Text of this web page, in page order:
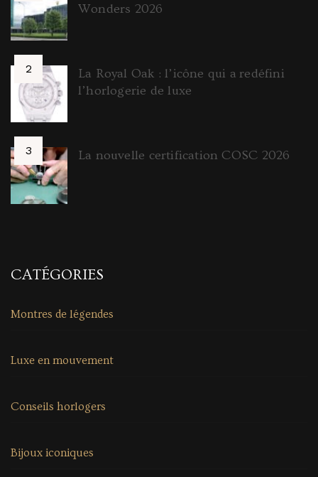
Wonders 2026
La Royal Oak : l’icône qui a redéfini
l’horlogerie de luxe
La nouvelle certification COSC 2026
CATÉGORIES
Montres de légendes
Luxe en mouvement
Conseils horlogers
Bijoux iconiques